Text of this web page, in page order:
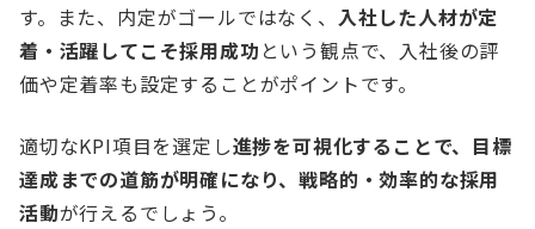
す。また、内定がゴールではなく、 入社した人材が定
着・活躍してこそ採用成功 という観点で、入社後の評
価や定着率も設定することがポイントです。
適切なKPI項目を選定し進捗を可視化することで、目標
達成までの道筋が明確になり、戦略的・効率的な採用
活動が行えるでしょう。